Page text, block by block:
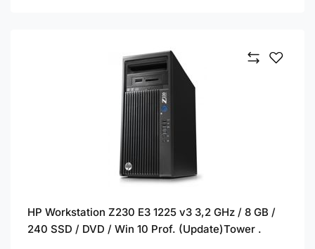
HP Workstation Z230 E3 1225 v3 3,2 GHz / 8 GB /
240 SSD / DVD / Win 10 Prof. (Update)Tower .